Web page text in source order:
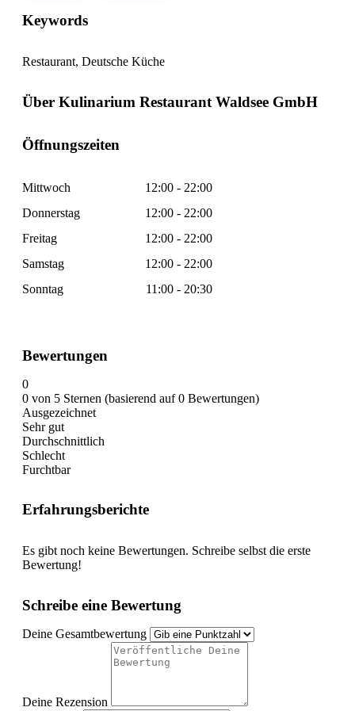
Keywords
Restaurant, Deutsche Küche
Über Kulinarium Restaurant Waldsee GmbH
Öffnungszeiten
Mittwoch
12:00 - 22:00
Donnerstag
12:00 - 22:00
Freitag
12:00 - 22:00
Samstag
12:00 - 22:00
Sonntag
11:00 - 20:30
Bewertungen
0
0 von 5 Sternen (basierend auf 0 Bewertungen)
Ausgezeichnet
Sehr gut
Durchschnittlich
Schlecht
Furchtbar
Erfahrungsberichte
Es gibt noch keine Bewertungen. Schreibe selbst die erste
Bewertung!
Schreibe eine Bewertung
Deine Gesamtbewertung
Deine Rezension